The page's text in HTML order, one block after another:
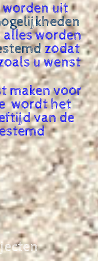
worden uit
alles worden
zodat
u wenst
maken voor
wordt het
van de